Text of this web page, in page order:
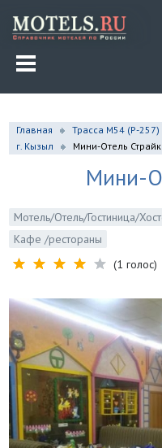
Главная Трасса М54 (Р-257)
г. Кызыл
Мини-Отель Страйк
Мини-
Мотель/Отель/Гостиница/
Кафе /рестораны
(1 голос)